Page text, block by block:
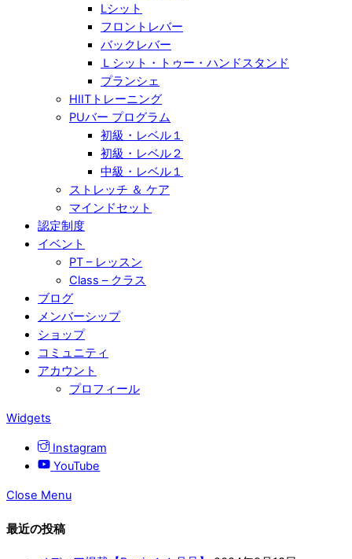
Lシット
フロントレバー
バックレバー
Ｌシット・トゥー・ハンドスタンド
プランシェ
HIITトレーニング
PUバー プログラム
初級・レベル１
初級・レベル２
中級・レベル１
ストレッチ ＆ ケア
マインドセット
認定制度
イベント
PT – レッスン
Class – クラス
ブログ
メンバーシップ
ショップ
コミュニティ
アカウント
プロフィール
Widgets
Instagram
YouTube
Close Menu
最近の投稿